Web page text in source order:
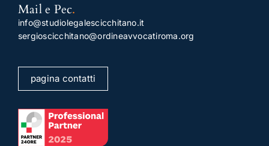
Mail e Pec.
info@studiolegalescicchitano.it
sergioscicchitano@ordineavvocatiroma.org
pagina contatti